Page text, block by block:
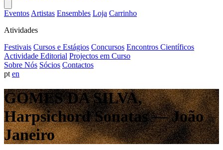
Eventos Artistas Ensembles Loja Carrinho
Atividades
Festivais Cursos e Estágios Concursos Encontros Científicos
Actividade Editorial Projectos em Curso
Sobre Nós Sócios Contactos
pt en
GOMES DA SILVA,
Harpsichord Sonatas — João
Janeiro